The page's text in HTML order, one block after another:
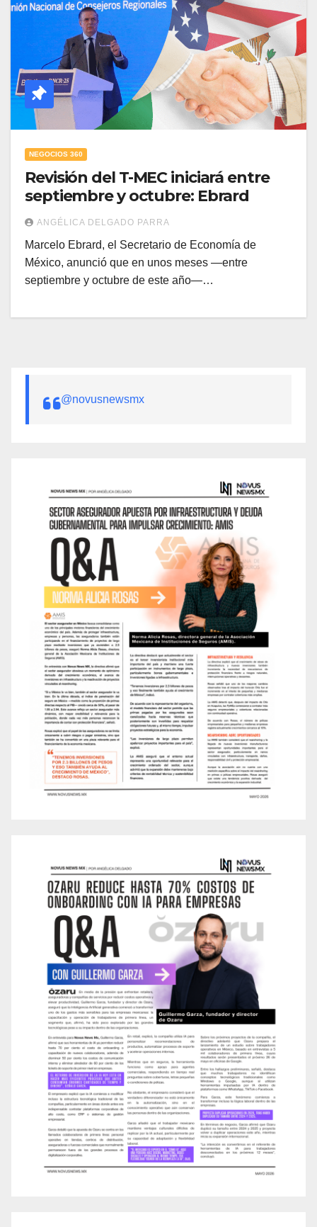
NEGOCIOS 360
Revisión del T-MEC iniciará entre
septiembre y octubre: Ebrard
ANGÉLICA DELGADO PARRA
Marcelo Ebrard, el Secretario de Economía de
México, anunció que en unos meses —entre
septiembre y octubre de este año—…
@novusnewsmx